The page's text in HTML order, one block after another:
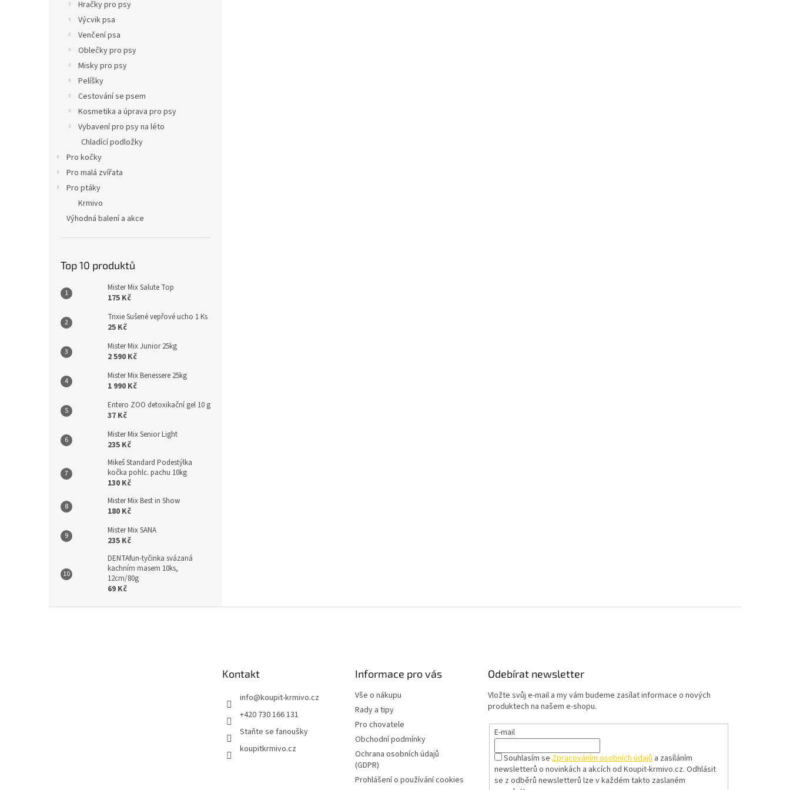
Hračky pro psy
Výcvik psa
Venčení psa
Oblečky pro psy
Misky pro psy
Pelíšky
Cestování se psem
Kosmetika a úprava pro psy
Vybavení pro psy na léto
Chladící podložky
Pro kočky
Pro malá zvířata
Pro ptáky
Krmivo
Výhodná balení a akce
Top 10 produktů
Mister Mix Salute Top
175 Kč
Trixie Sušené vepřové ucho 1 Ks
25 Kč
Mister Mix Junior 25kg
2 590 Kč
Mister Mix Benessere 25kg
1 990 Kč
Entero ZOO detoxikační gel 10 g
37 Kč
Mister Mix Senior Light
235 Kč
Mikeš Standard Podestýlka
kočka pohlc. pachu 10kg
130 Kč
Mister Mix Best in Show
180 Kč
Mister Mix SANA
235 Kč
DENTAfun-tyčinka svázaná
kachním masem 10ks,
12cm/80g
69 Kč
Kontakt
info@koupit-krmivo.cz
+420 730 166 131
Staňte se fanoušky
koupitkrmivo.cz
Informace pro vás
Vše o nákupu
Rady a tipy
Pro chovatele
Obchodní podmínky
Ochrana osobních údajů
(GDPR)
Prohlášení o používání cookies
Odebírat newsletter
Vložte svůj e-mail a my vám budeme zasílat informace o nových
produktech na našem e-shopu.
E-mail
Souhlasím se Zpracováním osobních údajů a zasíláním
newsletterů o novinkách a akcích od Koupit-krmivo.cz. Odhlásit
se z odběrů newsletterů lze v každém takto zaslaném